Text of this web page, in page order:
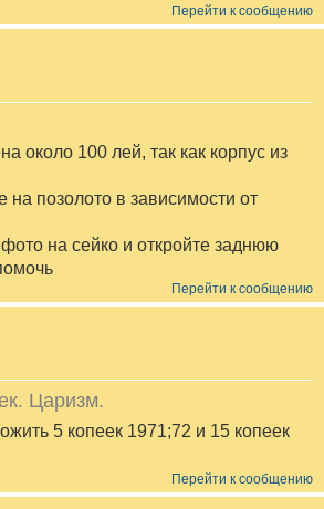
Перейти к сообщению
около 100 лей, так как корпус из
позолото в зависимости от
на сейко и откройте заднюю
Перейти к сообщению
Царизм.
5 копеек 1971;72 и 15 копеек
Перейти к сообщению